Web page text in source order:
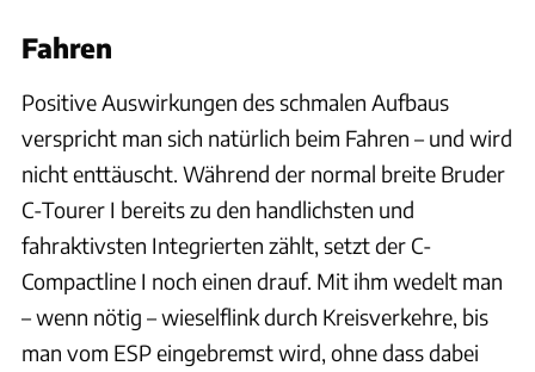
Fahren
Positive Auswirkungen des schmalen Aufbaus
verspricht man sich natürlich beim Fahren – und wird
nicht enttäuscht. Während der normal breite Bruder
C-Tourer I bereits zu den handlichsten und
fahraktivsten Integrierten zählt, setzt der C-
Compactline I noch einen drauf. Mit ihm wedelt man
– wenn nötig – wieselflink durch Kreisverkehre, bis
man vom ESP eingebremst wird, ohne dass dabei